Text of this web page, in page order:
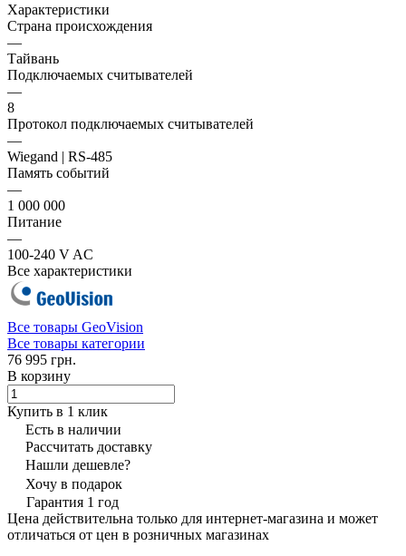
Характеристики
Страна происхождения
—
Тайвань
Подключаемых считывателей
—
8
Протокол подключаемых считывателей
—
Wiegand | RS-485
Память событий
—
1 000 000
Питание
—
100-240 V AC
Все характеристики
Все товары GeoVision
Все товары категории
76 995 грн.
В корзину
Купить в 1 клик
Есть в наличии
Рассчитать доставку
Нашли дешевле?
Хочу в подарок
Гарантия 1 год
Цена действительна только для интернет-магазина и может
отличаться от цен в розничных магазинах